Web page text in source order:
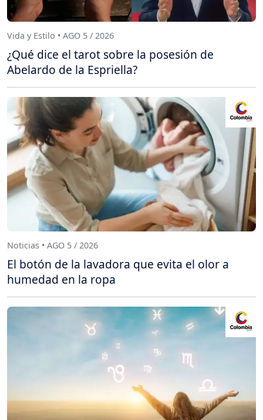
Vida y Estilo • AGO 5 / 2026
¿Qué dice el tarot sobre la posesión de
Abelardo de la Espriella?
Noticias • AGO 5 / 2026
El botón de la lavadora que evita el olor a
humedad en la ropa